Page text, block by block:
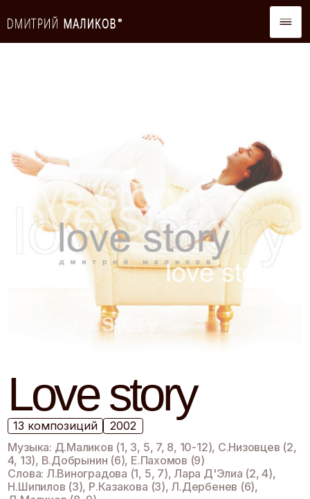
Love story
Музыка: Д.Маликов (1, 3, 5, 7, 8, 10-12), С.Низовцев (2,
4, 13), В.Добрынин (6), Е.Пахомов (9)
Слова: Л.Виноградова (1, 5, 7), Лара Д'Элиа (2, 4),
Н.Шипилов (3), Р.Казакова (3), Л.Дербенев (6),
Д.Маликов (8, 9)
Аранжировка и сведение: В.Мухин (1, 3, 5-7, 9),
С.Низовцев (2, 4, 13), Hardram Iva.Nova Records (8),
Дидюля (10), DJ Shuri (12)/
Продюсер - Дмитрий Маликов
Треклист